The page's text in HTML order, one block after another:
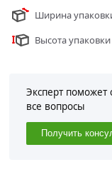
Условия доставки
KUDO KU-9006
Ширина
Высота
Эксперт поможет
все вопросы
Получить